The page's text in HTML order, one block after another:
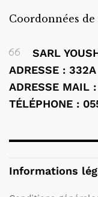
Coordonnées
SARL
ADRESSE : 332A
ADRESSE MAIL :
TÉLÉPHONE :
Informations